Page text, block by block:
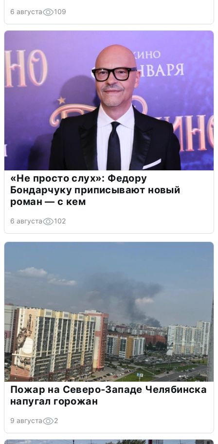
6 августа 109
«Не просто слух»: Федору
Бондарчуку приписывают новый
роман — с кем
6 августа 102
Пожар на Северо-Западе Челябинска
напугал горожан
9 августа 2